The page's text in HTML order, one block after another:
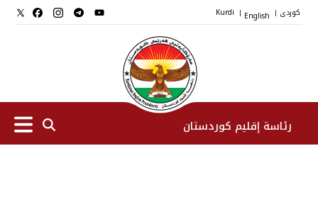
کوردی |
English
|
Kurdi
رئاسة إقليم كوردستان